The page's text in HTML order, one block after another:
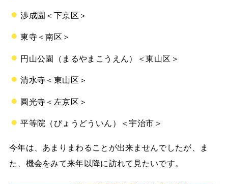
渉成園＜下京区＞
東寺＜南区＞
円山公園（まるやまこうえん）＜東山区＞
清水寺＜東山区＞
圓光寺＜左京区＞
平等院（びょうどういん）＜宇治市＞
今年は、あまりまわることが出来ませんでしたが、ま
た、機会をみて来年以降に訪れて見たいです。